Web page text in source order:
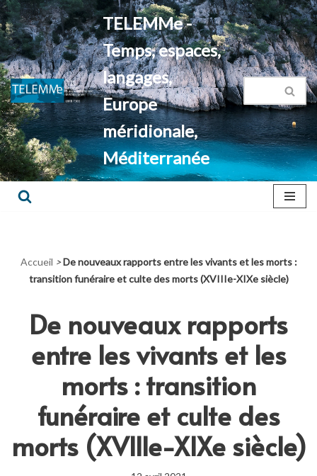
Aller
au
contenu
TELEMMe -
Temps, espaces,
langages,
Europe
méridionale,
Méditerranée
Accueil > De nouveaux rapports entre les vivants et les morts :
transition funéraire et culte des morts (XVIIIe-XIXe siècle)
De nouveaux rapports
entre les vivants et les
morts : transition
funéraire et culte des
morts (XVIIIe-XIXe siècle)